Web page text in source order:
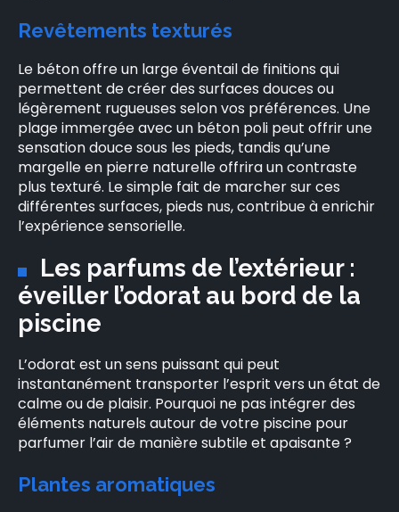
Revêtements texturés
Le béton offre un large éventail de finitions qui
permettent de créer des surfaces douces ou
légèrement rugueuses selon vos préférences. Une
plage immergée avec un béton poli peut offrir une
sensation douce sous les pieds, tandis qu’une
margelle en pierre naturelle offrira un contraste
plus texturé. Le simple fait de marcher sur ces
différentes surfaces, pieds nus, contribue à enrichir
l’expérience sensorielle.
Les parfums de l’extérieur :
éveiller l’odorat au bord de la
piscine
L’odorat est un sens puissant qui peut
instantanément transporter l’esprit vers un état de
calme ou de plaisir. Pourquoi ne pas intégrer des
éléments naturels autour de votre piscine pour
parfumer l’air de manière subtile et apaisante ?
Plantes aromatiques